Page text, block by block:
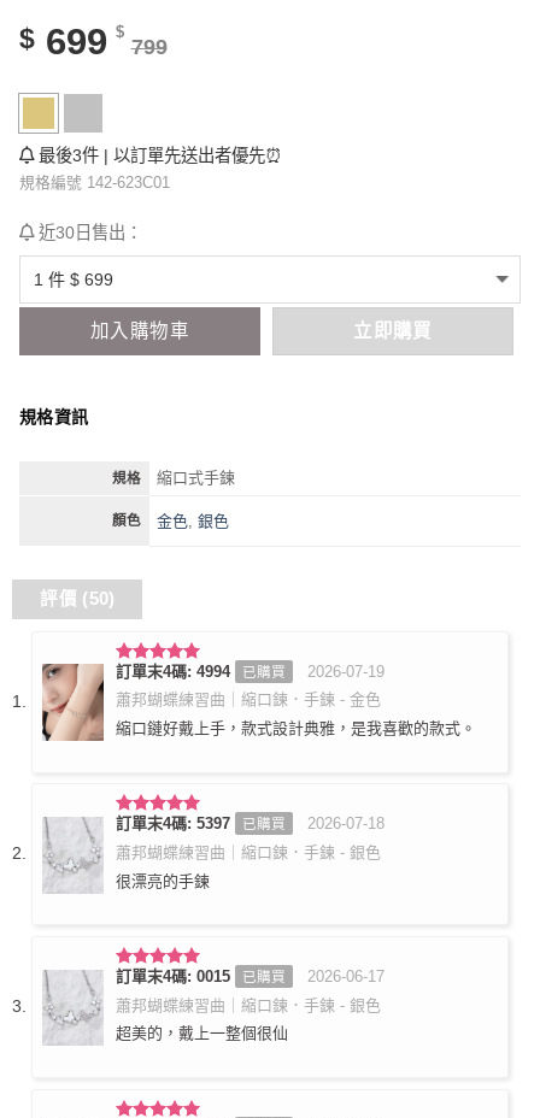
$ 699 $
799
最後3件 | 以訂單先送出者優先⏰
規格編號 142-623C01
近30日售出：
加入購物車 立即購買
規格資訊
規格 縮口式手鍊
顏色 金色 ,銀色
評價 (50)
評分5滿
分 5
訂單末4碼: 4994 已購買
2026-07-19
蕭邦蝴蝶練習曲｜縮口鍊．手鍊 - 金色
縮口鏈好戴上手，款式設計典雅，是我喜歡的款式。
評分5滿
分 5
訂單末4碼: 5397 已購買
2026-07-18
蕭邦蝴蝶練習曲｜縮口鍊．手鍊 - 銀色
很漂亮的手鍊
評分5滿
分 5
訂單末4碼: 0015 已購買
2026-06-17
蕭邦蝴蝶練習曲｜縮口鍊．手鍊 - 銀色
超美的，戴上一整個很仙